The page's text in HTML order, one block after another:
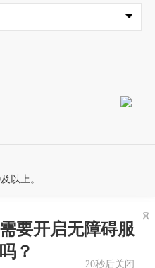
以上。
要开启无障碍服
？
19秒后关闭
